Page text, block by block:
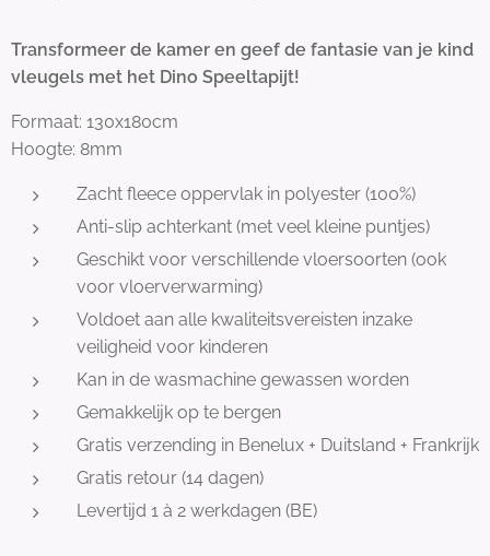
Transformeer de kamer en geef de fantasie van je kind
vleugels met het Dino Speeltapijt!
Formaat: 130x180cm
Hoogte: 8mm
Zacht fleece oppervlak in polyester (100%)
Anti-slip achterkant (met veel kleine puntjes)
Geschikt voor verschillende vloersoorten (ook
voor vloerverwarming)
Voldoet aan alle kwaliteitsvereisten inzake
veiligheid voor kinderen
Kan in de wasmachine gewassen worden
Gemakkelijk op te bergen
Gratis verzending in Benelux + Duitsland + Frankrijk
Gratis retour (14 dagen)
Levertijd 1 à 2 werkdagen (BE)